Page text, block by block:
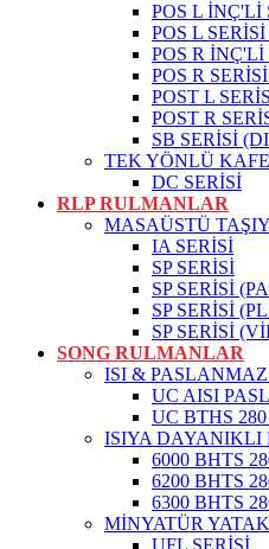
POS L İNÇ'Lİ
POS L
POS R İNÇ'Lİ
POS R
POST L
POST R
SB SERİSİ
TEK YÖNLÜ
DC SERİSİ
RLP RULMANLAR
MASAÜSTÜ
IA SERİSİ
SP SERİSİ
SP SERİSİ
SP SERİSİ
SP SERİSİ
SONG RULMANLAR
ISI &
UC AISI
UC BTHS
ISIYA DAYANIKLI
6000 BHTS
6200 BHTS
6300 BHTS
MİNYATÜR
UFL SERİSİ